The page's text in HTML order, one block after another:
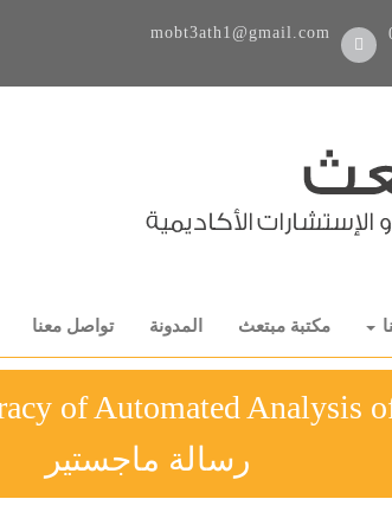
mobt3ath1@gmail.com
مكتبة مبتعث المدونة تواصل معنا
of Automated Analysis
رسالة ماجستير